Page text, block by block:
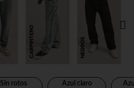
Sin rotos Azul claro